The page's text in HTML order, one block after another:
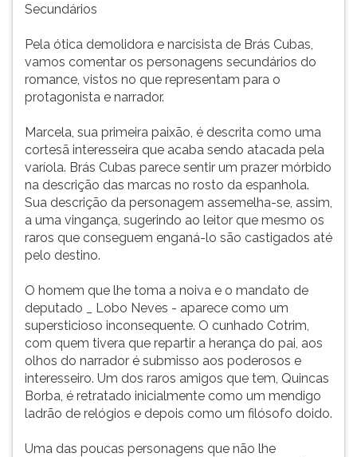
Secundários
Pela ótica demolidora e narcisista de Brás Cubas,
vamos comentar os personagens secundários do
romance, vistos no que representam para o
protagonista e narrador.
Marcela, sua primeira paixão, é descrita como uma
cortesã interesseira que acaba sendo atacada pela
varíola. Brás Cubas parece sentir um prazer mórbido
na descrição das marcas no rosto da espanhola.
Sua descrição da personagem assemelha-se, assim,
a uma vingança, sugerindo ao leitor que mesmo os
raros que conseguem enganá-lo são castigados até
pelo destino.
O homem que lhe toma a noiva e o mandato de
deputado _ Lobo Neves - aparece como um
supersticioso inconsequente. O cunhado Cotrim,
com quem tivera que repartir a herança do pai, aos
olhos do narrador é submisso aos poderosos e
interesseiro. Um dos raros amigos que tem, Quincas
Borba, é retratado inicialmente como um mendigo
ladrão de relógios e depois como um filósofo doido.
Uma das poucas personagens que não lhe